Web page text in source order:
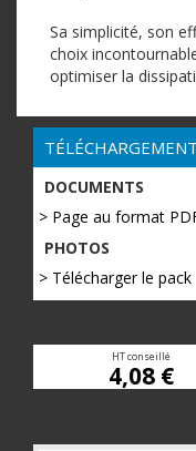
Sa simplicité, son
choix
optimiser la
DOCUMENTS
> Page au format
PHOTOS
> Télécharger le pack
HT conseillé
4,08 €